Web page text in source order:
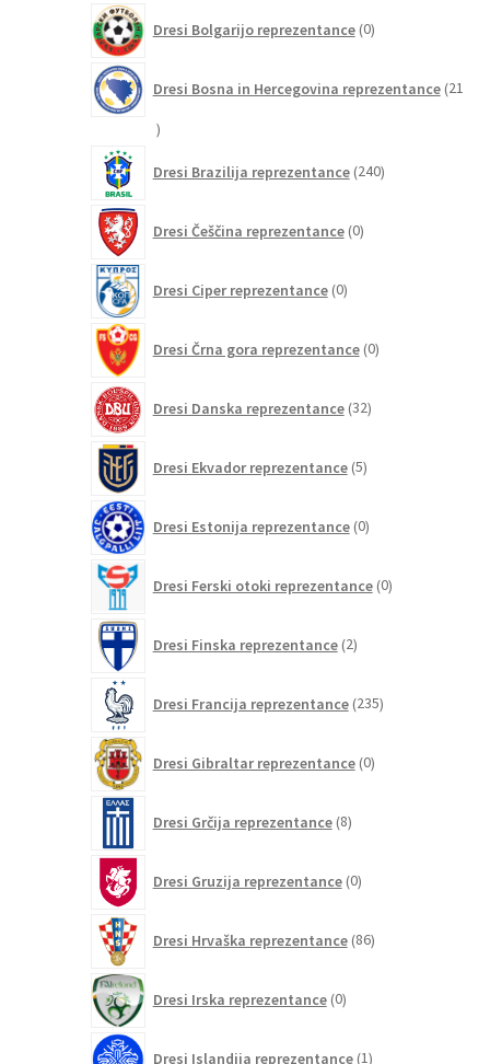
Dresi Bolgarijo reprezentance 0izdelkov
Dresi Bosna in Hercegovina reprezentance 21
21
Dresi Brazilija reprezentance 240izdelkov
Dresi Češčina reprezentance 0izdelkov
Dresi Ciper reprezentance 0izdelkov
Dresi Črna gora reprezentance 0izdelkov
Dresi Danska reprezentance 32izdelkov
Dresi Ekvador reprezentance 5izdelkov
Dresi Estonija reprezentance 0izdelkov
Dresi Ferski otoki reprezentance 0izdelkov
Dresi Finska reprezentance 2izdelka
Dresi Francija reprezentance 235izdelkov
Dresi Gibraltar reprezentance 0izdelkov
Dresi Grčija reprezentance 8izdelkov
Dresi Gruzija reprezentance 0izdelkov
Dresi Hrvaška reprezentance 86izdelkov
Dresi Irska reprezentance 0izdelkov
Dresi Islandija reprezentance 1